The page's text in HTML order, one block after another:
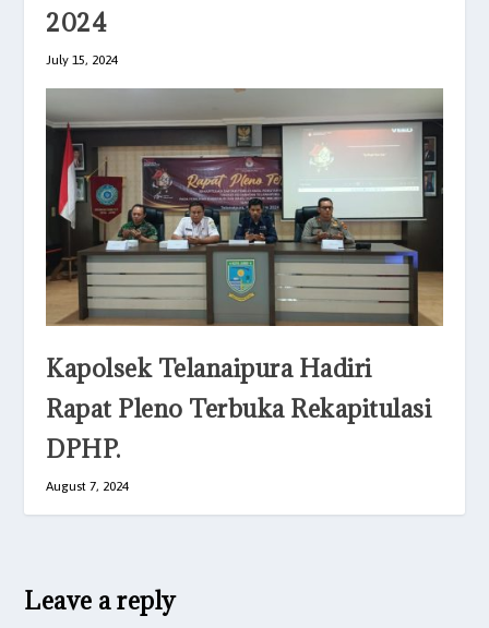
2024
July 15, 2024
Kapolsek Telanaipura Hadiri
Rapat Pleno Terbuka Rekapitulasi
DPHP.
August 7, 2024
Leave a reply